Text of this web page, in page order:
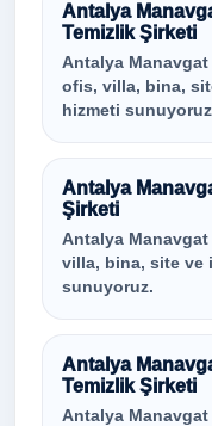
Antalya
Temizlik Şirketi
Antalya Manavgat
ofis, villa, bina,
hizmeti
Antalya
Şirketi
Antalya
villa, bina, site ve
sunuyoruz.
Antalya
Temizlik Şirketi
Antalya